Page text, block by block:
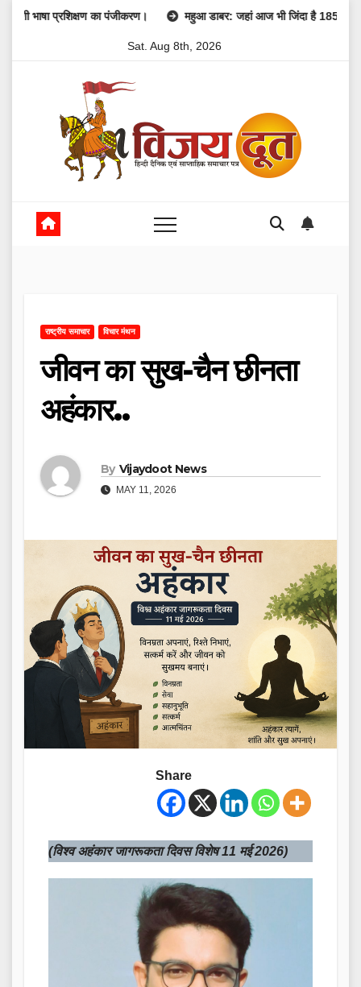
Skip
का पंजीकरण। महुआ डाबर: जहां आज भी जिंदा है 1857 की क्रांति की
Sat. Aug 8th, 2026
राष्ट्रीय समाचार विचार मंथन
जीवन का सुख-चैन छीनता
अहंकार..
By Vijaydoot News
MAY 11, 2026
Share
(विश्व अहंकार जागरूकता दिवस विशेष 11 मई 2026)